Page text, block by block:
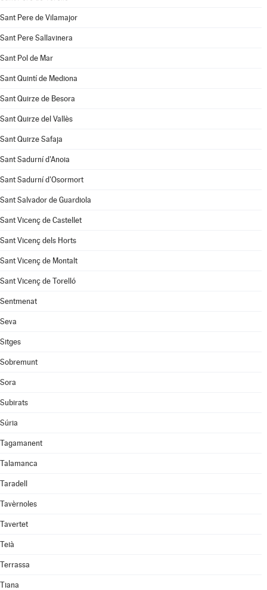
Sant Pere de Vilamajor
Sant Pere Sallavinera
Sant Pol de Mar
Sant Quintí de Mediona
Sant Quirze de Besora
Sant Quirze del Vallès
Sant Quirze Safaja
Sant Sadurní d'Anoia
Sant Sadurní d'Osormort
Sant Salvador de Guardiola
Sant Vicenç de Castellet
Sant Vicenç dels Horts
Sant Vicenç de Montalt
Sant Vicenç de Torelló
Sentmenat
Seva
Sitges
Sobremunt
Sora
Subirats
Súria
Tagamanent
Talamanca
Taradell
Tavèrnoles
Tavertet
Teià
Terrassa
Tiana